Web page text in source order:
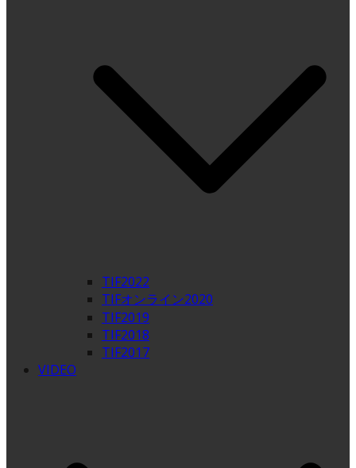
TIF2022
TIFオンライン2020
TIF2019
TIF2018
TIF2017
VIDEO